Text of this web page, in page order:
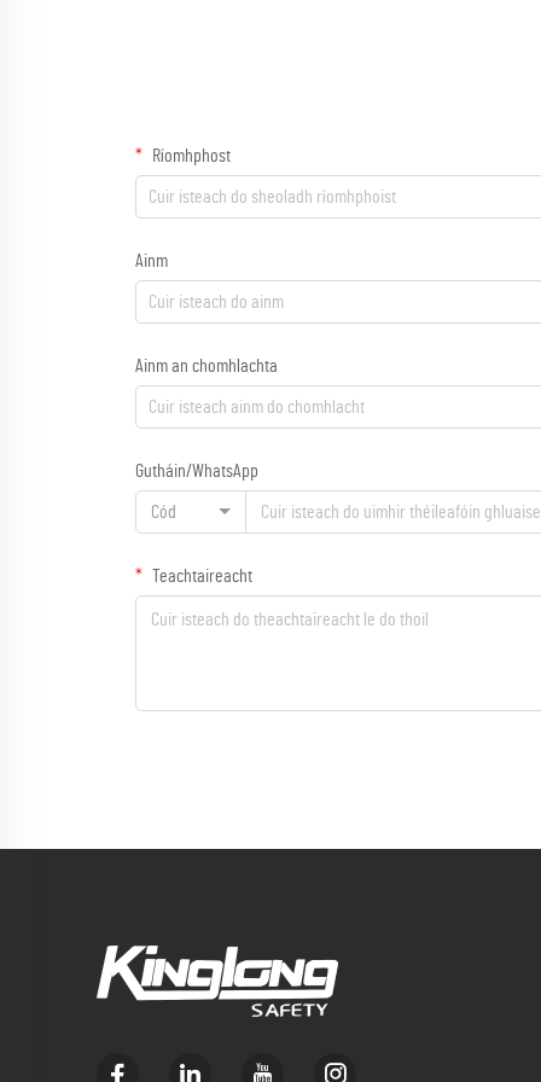
Ríomhphost
Ainm
Ainm an chomhlachta
Gutháin/WhatsApp
Cód
Teachtaireacht